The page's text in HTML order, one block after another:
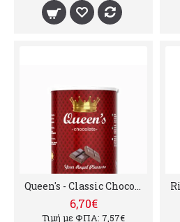
Queen's - Classic Chocolate, 500g
6,70€
Τιμή με ΦΠΑ: 7,57€